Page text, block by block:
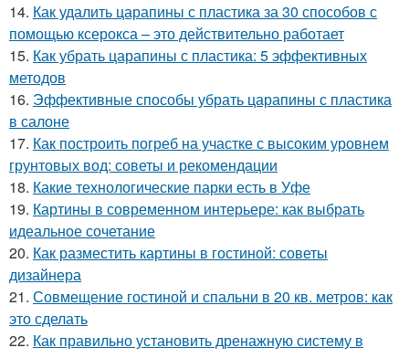
14. Как удалить царапины с пластика за 30 способов с
помощью ксерокса – это действительно работает
15. Как убрать царапины с пластика: 5 эффективных
методов
16. Эффективные способы убрать царапины с пластика
в салоне
17. Как построить погреб на участке с высоким уровнем
грунтовых вод: советы и рекомендации
18. Какие технологические парки есть в Уфе
19. Картины в современном интерьере: как выбрать
идеальное сочетание
20. Как разместить картины в гостиной: советы
дизайнера
21. Совмещение гостиной и спальни в 20 кв. метров: как
это сделать
22. Как правильно установить дренажную систему в